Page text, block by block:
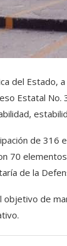
del Estado,
Estatal
de
70
de la
objetivo de